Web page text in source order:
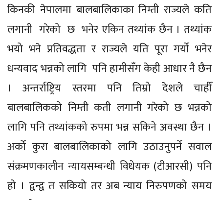
किनकी नेपालमा बालबालिकाका निम्ती राज्यले कति
लगानी गरेको छ भनेर एकिन तथ्यांक छैन । तथ्यांक
भयो भने प्रतिवद्धता र राज्यले यति पूरा गर्यो भनेर
धन्यवाद भन्नको लागि पनि हामीसँग केही आधार नै छैन
। अन्तर्राष्ट्रिय स्तरमा पनि तिम्रो देशले चाहीँ
बालबालिकको निम्ती कती लगानी गरेको छ भन्नको
लागि पनि तथ्यांकको रुपमा भन्न सकिने अवस्था छैन ।
अर्को कुरा बालबालिकाको लागि उठाउनुपर्ने सवाल
संक्रमणकालीन न्यायसम्बन्धी विधेयक (टीआरसी) पनि
हो । द्वन्द्व त सकियो तर अब न्याय निरुपणको समय